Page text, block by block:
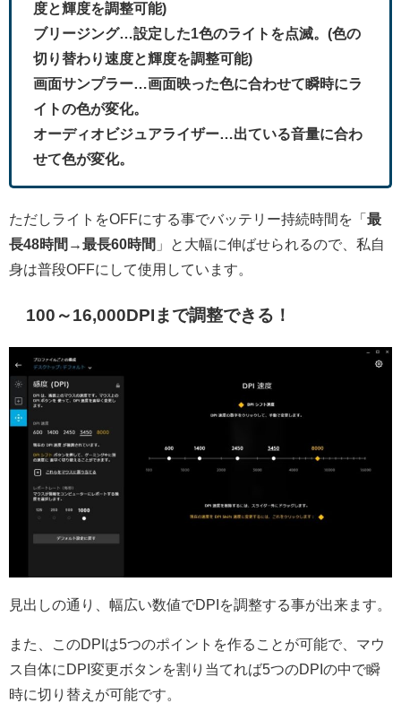
度と輝度を調整可能)
ブリージング…設定した1色のライトを点滅。(色の
切り替わり速度と輝度を調整可能)
画面サンプラー…画面映った色に合わせて瞬時にラ
イトの色が変化。
オーディオビジュアライザー…出ている音量に合わ
せて色が変化。
ただしライトをOFFにする事でバッテリー持続時間を「 最
長48時間→最長60時間 」と大幅に伸ばせられるので、私自
身は普段OFFにして使用しています。
100～16,000DPIまで調整できる！
見出しの通り、幅広い数値でDPIを調整する事が出来ます。
また、このDPIは5つのポイントを作ることが可能で、マウ
ス自体にDPI変更ボタンを割り当てれば5つのDPIの中で瞬
時に切り替えが可能です。